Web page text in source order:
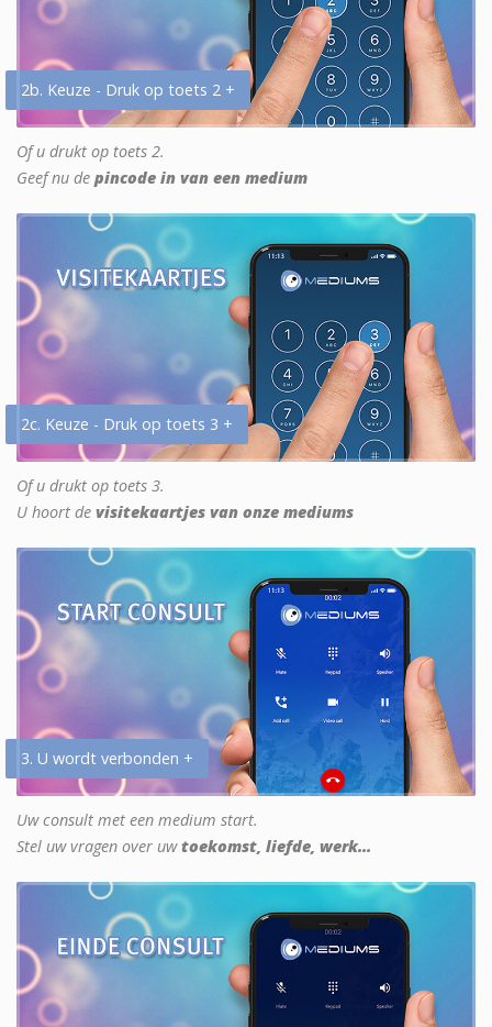
2b. Keuze - Druk op toets 2 +
Of u drukt op toets 2.
Geef nu de pincode in van een medium
2c. Keuze - Druk op toets 3 +
Of u drukt op toets 3.
U hoort de visitekaartjes van onze mediums
3. U wordt verbonden +
Uw consult met een medium start.
Stel uw vragen over uwtoekomst, liefde, werk...